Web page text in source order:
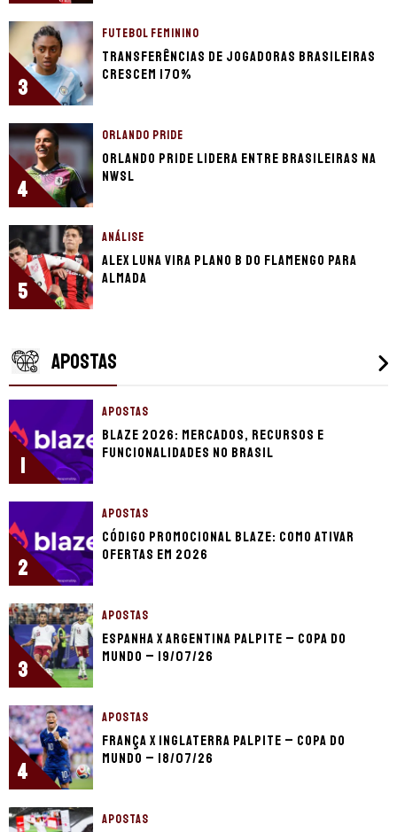
3
FUTEBOL FEMININO
Transferências de jogadoras brasileiras
crescem 170%
4
ORLANDO PRIDE
Orlando Pride lidera entre brasileiras na
NWSL
5
ANÁLISE
Alex Luna vira plano B do Flamengo para
Almada
APOSTAS
1
APOSTAS
Blaze 2026: mercados, recursos e
funcionalidades no Brasil
2
APOSTAS
Código promocional Blaze: como ativar
ofertas em 2026
3
APOSTAS
Espanha x Argentina palpite – Copa do
Mundo – 19/07/26
4
APOSTAS
França x Inglaterra palpite – Copa do
Mundo – 18/07/26
APOSTAS